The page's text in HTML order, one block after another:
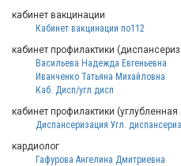
кабинет вакцинации
Кабинет вакцинации по112
кабинет профилактики
Васильева Надежда Евгеньевна
Иванченко Татьяна Михайловна
Каб. Дисп/угл.дисп
кабинет профилактики
Диспансеризация Угл.
кардиолог
Гафурова Ангелина Дмитриевна